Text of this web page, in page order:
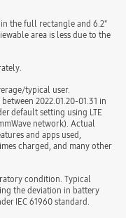
the full rectangle and 6.2"
area is less due to the
typical user.
2022.01.20-01.31 in
default setting using LTE
network). Actual
and apps used,
charged, and many other
condition. Typical
the deviation in battery
IEC 61960 standard.